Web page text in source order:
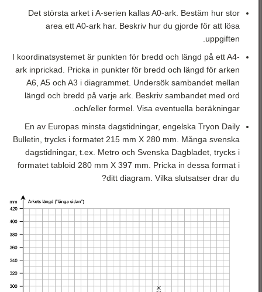
Det största arket i A-serien kallas A0-ark. Bestäm hur stor
area ett A0-ark har. Beskriv hur du gjorde för att lösa
uppgiften.
I koordinatsystemet är punkten för bredd och längd på ett A4-
ark inprickad. Pricka in punkter för bredd och längd för arken
A6, A5 och A3 i diagrammet. Undersök sambandet mellan
längd och bredd på varje ark. Beskriv sambandet med ord
och/eller formel. Visa eventuella beräkningar.
En av Europas minsta dagstidningar, engelska Tryon Daily
Bulletin, trycks i formatet 215 mm X 280 mm. Många svenska
dagstidningar, t.ex. Metro och Svenska Dagbladet, trycks i
formatet tabloid 280 mm X 397 mm. Pricka in dessa format i
ditt diagram. Vilka slutsatser drar du?
رياضيات 3
رياضيات 4
رياضيات 5